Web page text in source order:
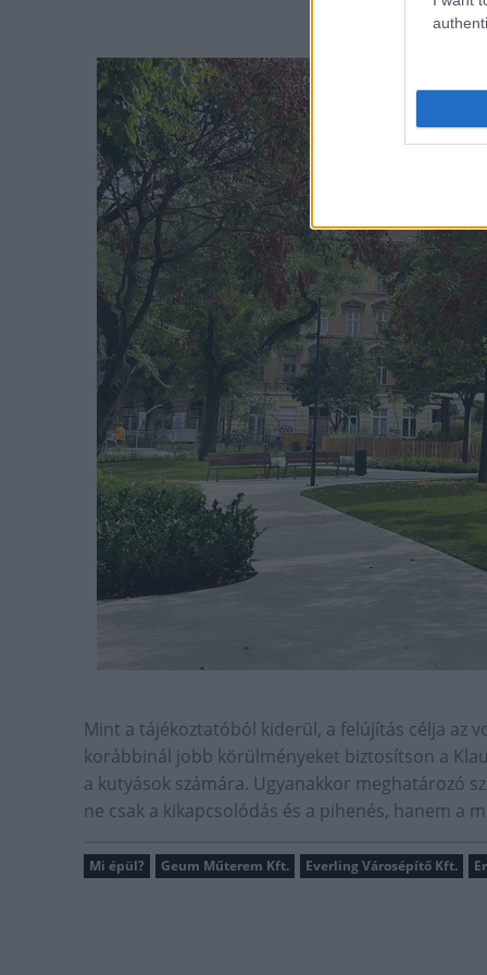
Mint a tájékoztatóból kiderül, a felújítás célja az
korábbinál jobb körülményeket biztosítson a
a kutyások számára. Ugyanakkor meghatározó
ne csak a kikapcsolódás és a pihenés, hanem a
Mi épül? Geum Műterem Kft. Everling Városépítő Kft.